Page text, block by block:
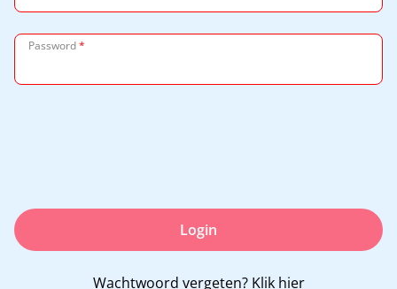
Password*
Login
Wachtwoord vergeten? Klik hier